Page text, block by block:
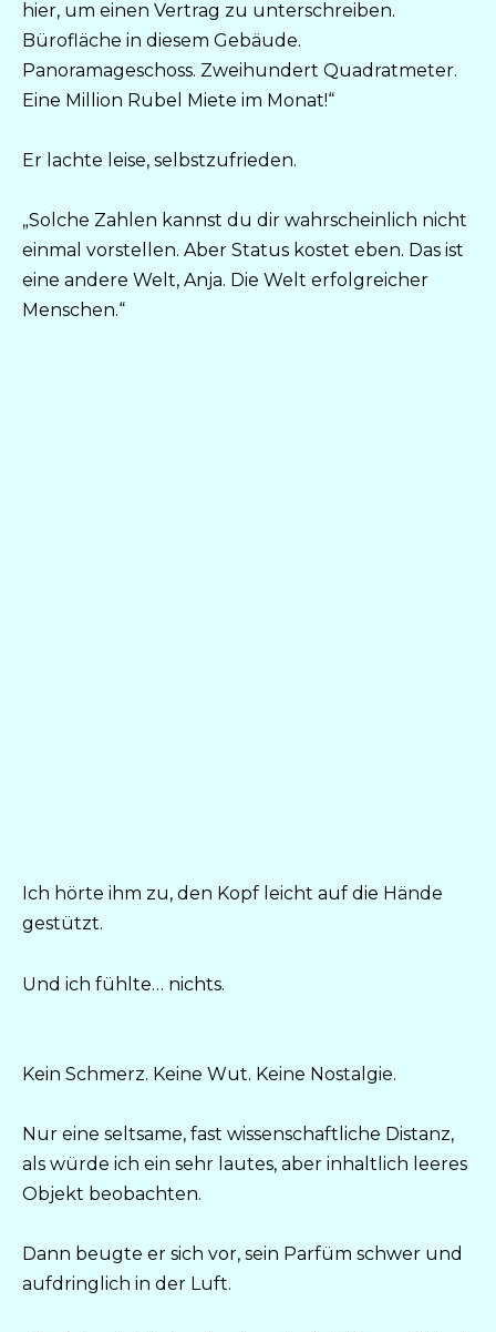
hier, um einen Vertrag zu unterschreiben.
Bürofläche in diesem Gebäude.
Panoramageschoss. Zweihundert Quadratmeter.
Eine Million Rubel Miete im Monat!“
Er lachte leise, selbstzufrieden.
„Solche Zahlen kannst du dir wahrscheinlich nicht
einmal vorstellen. Aber Status kostet eben. Das ist
eine andere Welt, Anja. Die Welt erfolgreicher
Menschen.“
Ich hörte ihm zu, den Kopf leicht auf die Hände
gestützt.
Und ich fühlte… nichts.
Kein Schmerz. Keine Wut. Keine Nostalgie.
Nur eine seltsame, fast wissenschaftliche Distanz,
als würde ich ein sehr lautes, aber inhaltlich leeres
Objekt beobachten.
Dann beugte er sich vor, sein Parfüm schwer und
aufdringlich in der Luft.